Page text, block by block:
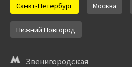
Санкт-Петербург Москва
Нижний Новгород
Звенигородская